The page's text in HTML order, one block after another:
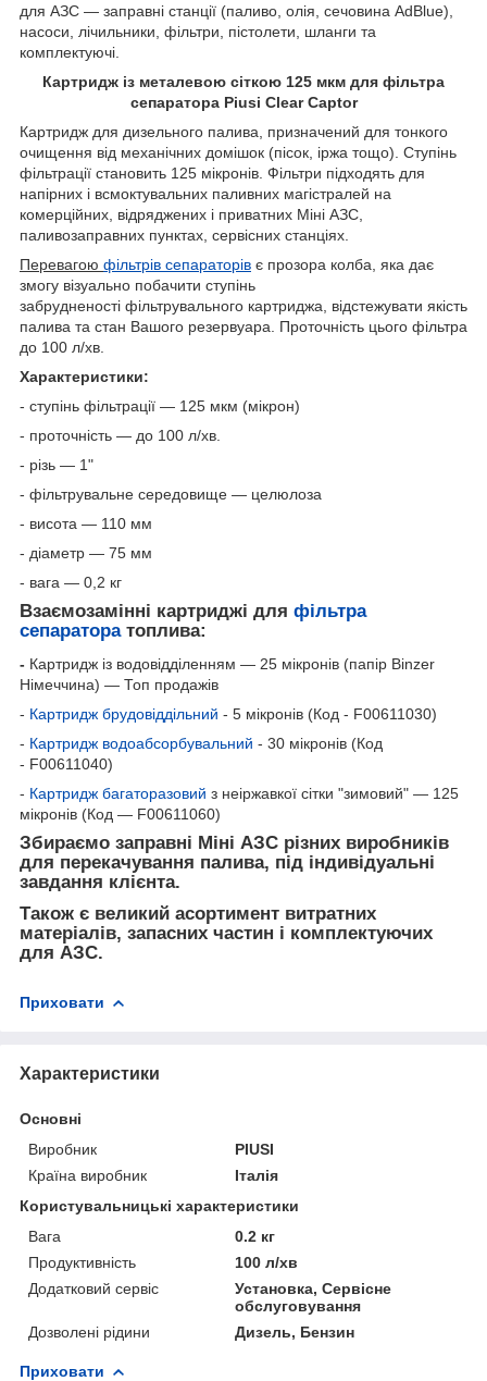
для АЗС — заправні станції (паливо, олія, сечовина AdBlue),
насоси, лічильники, фільтри, пістолети, шланги та
комплектуючі.
Картридж із металевою сіткою 125 мкм для фільтра
сепаратора Piusi Clear Captor
Картридж для дизельного палива, призначений для тонкого
очищення від механічних домішок (пісок, іржа тощо). Ступінь
фільтрації становить 125 мікронів. Фільтри підходять для
напірних і всмоктувальних паливних магістралей на
комерційних, відряджених і приватних Міні АЗС,
паливозаправних пунктах, сервісних станціях.
Перевагою фільтрів сепараторів є прозора колба, яка дає
змогу візуально побачити ступінь
забрудненості фільтрувального картриджа, відстежувати якість
палива та стан Вашого резервуара. Проточність цього фільтра
до 100 л/хв.
Характеристики:
- ступінь фільтрації — 125 мкм (мікрон)
- проточність — до 100 л/хв.
- різь — 1"
- фільтрувальне середовище — целюлоза
- висота — 110 мм
- діаметр — 75 мм
- вага — 0,2 кг
Взаємозамінні картриджі для фільтра
сепараторатоплива:
- Картридж із водовідділенням — 25 мікронів (папір Binzer
Німеччина) — Топ продажів
- Картридж брудовіддільний - 5 мікронів (Код - F00611030)
- Картридж водоабсорбувальний - 30 мікронів (Код
- F00611040)
- Картридж багаторазовий з неіржавкої сітки "зимовий" — 125
мікронів (Код — F00611060)
Збираємо заправні Міні АЗС різних виробників
для перекачування палива, під індивідуальні
завдання клієнта.
Також є великий асортимент витратних
матеріалів, запасних частин і комплектуючих
для АЗС.
Приховати
Характеристики
Основні
Виробник
PIUSI
Країна виробник
Італія
Користувальницькі характеристики
Вага
0.2 кг
Продуктивність
100 л/хв
Додатковий сервіс
Установка, Сервісне
обслуговування
Дозволені рідини
Дизель, Бензин
Приховати